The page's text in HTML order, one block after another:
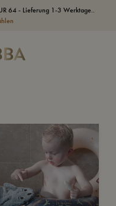
64 - Lieferung 1-3 Werktage..